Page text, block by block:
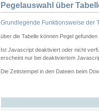
Pegelauswahl über
Grundlegende Funktionsweise der
über die Tabelle können Pegel
Ist Javascript deaktiviert oder nicht
erscheint nur bei deaktiviertem
Die Zeitstempel in den Dateien beim